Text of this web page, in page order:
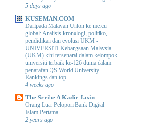
5 days ago
KUSEMAN.COM
Daripada Malayan Union ke mercu
global: Analisis kronologi, politiko,
pendidikan dan evolusi UKM -
UNIVERSITI Kebangsaan Malaysia
(UKM) kini tersenarai dalam kelompok
universiti terbaik ke-126 dunia dalam
penarafan QS World University
Rankings dan top ...
4 weeks ago
The Scribe A Kadir Jasin
Orang Luar Pelopori Bank Digital
Islam Pertama -
2 years ago